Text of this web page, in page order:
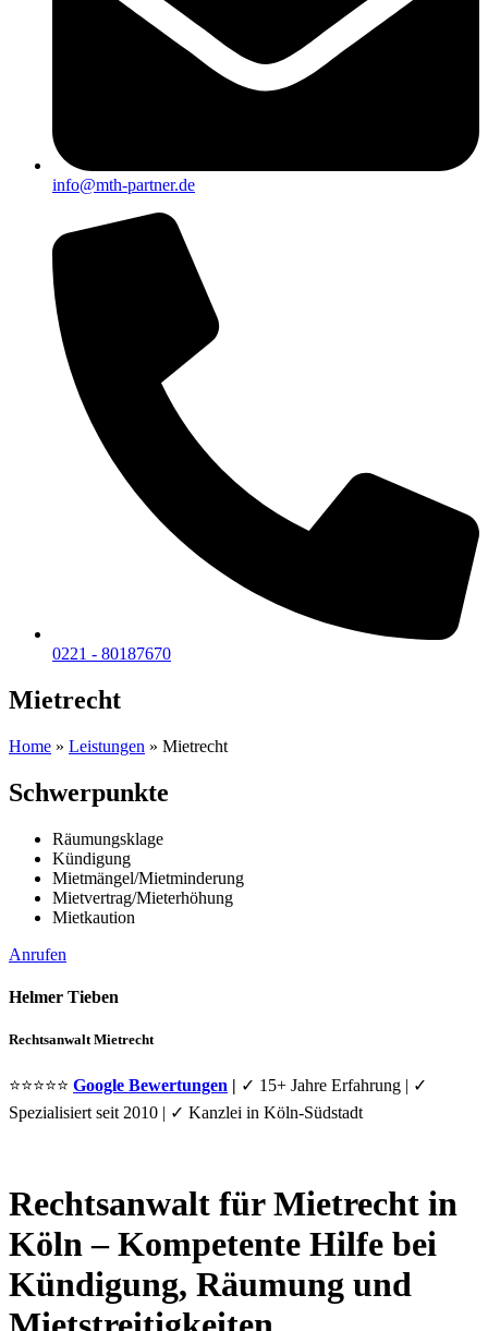
info@mth-partner.de
0221 - 80187670
Mietrecht
Home » Leistungen » Mietrecht
Schwerpunkte
Räumungsklage
Kündigung
Mietmängel/Mietminderung
Mietvertrag/Mieterhöhung
Mietkaution
Anrufen
Helmer Tieben
Rechtsanwalt Mietrecht
⭐⭐⭐⭐⭐ Google Bewertungen | ✓ 15+ Jahre Erfahrung | ✓
Spezialisiert seit 2010 | ✓ Kanzlei in Köln-Südstadt
Rechtsanwalt für Mietrecht in
Köln – Kompetente Hilfe bei
Kündigung, Räumung und